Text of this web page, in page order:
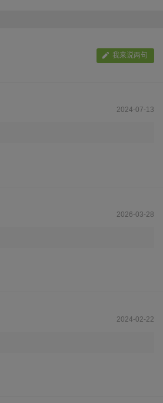
我来说两句
2024-07-13
2026-03-28
2024-02-22